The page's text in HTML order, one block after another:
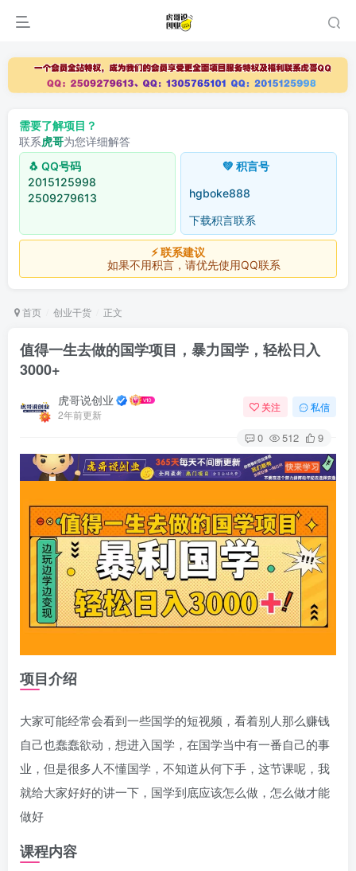
需要了解项目？
联系虎哥为您详细解答
🐧 QQ号码
2015125998
2509279613
💚 积言号
hgboke888
下载积言联系
⚡ 联系建议
如果不用积言，请优先使用QQ联系
首页 创业干货 正文
值得一生去做的国学项目，暴力国学，轻松日入
3000+
虎哥说创业
2年前更新
关注 私信
0 512 9
项目介绍
大家可能经常会看到一些国学的短视频，看着别人那么赚钱
自己也蠢蠢欲动，想进入国学，在国学当中有一番自己的事
业，但是很多人不懂国学，不知道从何下手，这节课呢，我
就给大家好好的讲一下，国学到底应该怎么做，怎么做才能
做好
课程内容